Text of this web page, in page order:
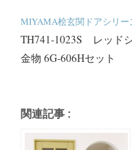
MIYAMA桧玄関ドアシリー
TH741-1023S レッドシ
金物 6G-606Hセット
関連記事 :